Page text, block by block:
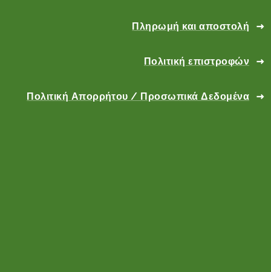
Πληρωμή και αποστολή
Πολιτική επιστροφών
Πολιτική Απορρήτου / Προσωπικά Δεδομένα